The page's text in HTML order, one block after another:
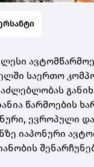
საერთო
წარმოების
ევროპული
იაპონური